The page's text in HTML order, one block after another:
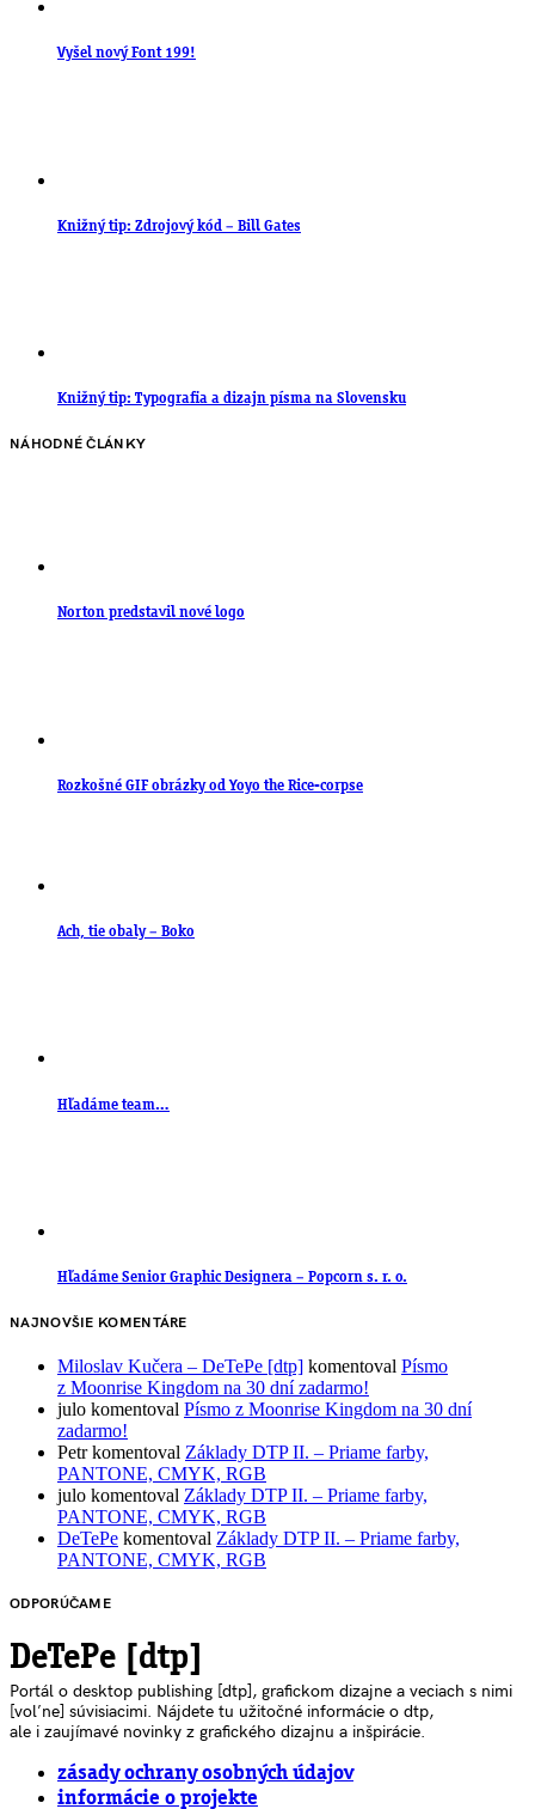
Vyšel nový Font 199!
Knižný tip: Zdrojový kód – Bill Gates
Knižný tip: Typografia a dizajn písma na Slovensku
NÁHODNÉ ČLÁNKY
Norton predstavil nové logo
Rozkošné GIF obrázky od Yoyo the Rice-corpse
Ach, tie obaly – Boko
Hľadáme team…
Hľadáme Senior Graphic Designera – Popcorn s. r. o.
NAJNOVŠIE KOMENTÁRE
Miloslav Kučera – DeTePe [dtp] komentoval Písmo
z Moonrise Kingdom na 30 dní zadarmo!
julo komentoval Písmo z Moonrise Kingdom na 30 dní
zadarmo!
Petrkomentoval Základy DTP II. – Priame farby,
PANTONE, CMYK, RGB
julo komentoval Základy DTP II. – Priame farby,
PANTONE, CMYK, RGB
DeTePe komentoval Základy DTP II. – Priame farby,
PANTONE, CMYK, RGB
ODPORÚČAME
DeTePe [dtp]
Portál o desktop publishing [dtp], grafickom dizajne a veciach s nimi
[voľne] súvisiacimi. Nájdete tu užitočné informácie o dtp,
ale i zaujímavé novinky z grafického dizajnu a inšpirácie.
zásady ochrany osobných údajov
informácie o projekte